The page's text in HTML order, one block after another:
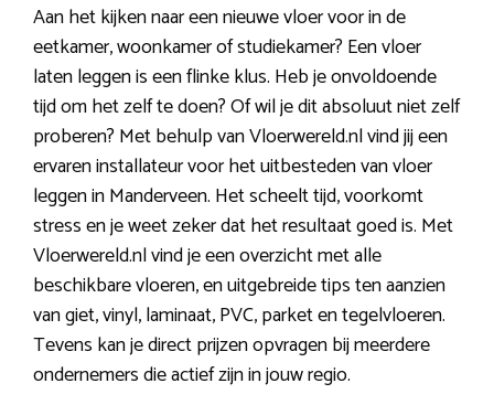
Aan het kijken naar een nieuwe vloer voor in de
eetkamer, woonkamer of studiekamer? Een vloer
laten leggen is een flinke klus. Heb je onvoldoende
tijd om het zelf te doen? Of wil je dit absoluut niet zelf
proberen? Met behulp van Vloerwereld.nl vind jij een
ervaren installateur voor het uitbesteden van vloer
leggen in Manderveen. Het scheelt tijd, voorkomt
stress en je weet zeker dat het resultaat goed is. Met
Vloerwereld.nl vind je een overzicht met alle
beschikbare vloeren, en uitgebreide tips ten aanzien
van giet, vinyl, laminaat, PVC, parket en tegelvloeren.
Tevens kan je direct prijzen opvragen bij meerdere
ondernemers die actief zijn in jouw regio.